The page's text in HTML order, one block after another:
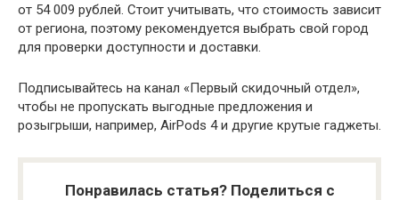
от 54 009 рублей. Стоит учитывать, что стоимость зависит
от региона, поэтому рекомендуется выбрать свой город
для проверки доступности и доставки.
Подписывайтесь на канал «Первый скидочный отдел»,
чтобы не пропускать выгодные предложения и
розыгрыши, например, AirPods 4 и другие крутые гаджеты.
Понравилась статья? Поделиться с